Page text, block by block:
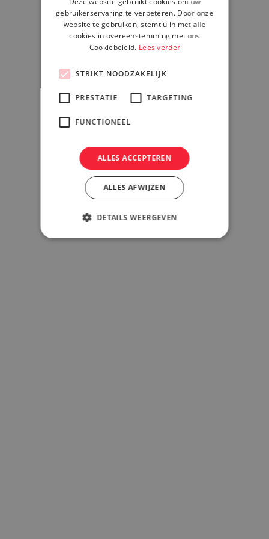
in staat om in het volledige IT-proces te
kwaliteit en efficiëntie die van een
IT-dienstverlener verwacht mag
& Implementatie
gebruikerservaring te verbeteren. Door onze
website te gebruiken, stemt u in met alle
cookies in overeenstemming met ons
Cookiebeleid. Lees verder
STRIKT NOODZAKELIJK
PRESTATIE TARGETING
FUNCTIONEEL
ALLES ACCEPTEREN
ALLES AFWIJZEN
DETAILS WEERGEVEN